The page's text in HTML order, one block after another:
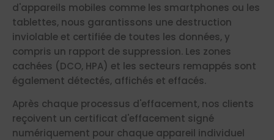
d'appareils mobiles comme les smartphones ou les
tablettes, nous garantissons une destruction
inviolable et certifiée de toutes les données, y
compris un rapport de suppression. Les zones
cachées (DCO, HPA) et les secteurs remappés sont
également détectés, affichés et effacés.
Après chaque processus d'effacement, nos clients
reçoivent un certificat d'effacement signé
numériquement pour chaque appareil individuel